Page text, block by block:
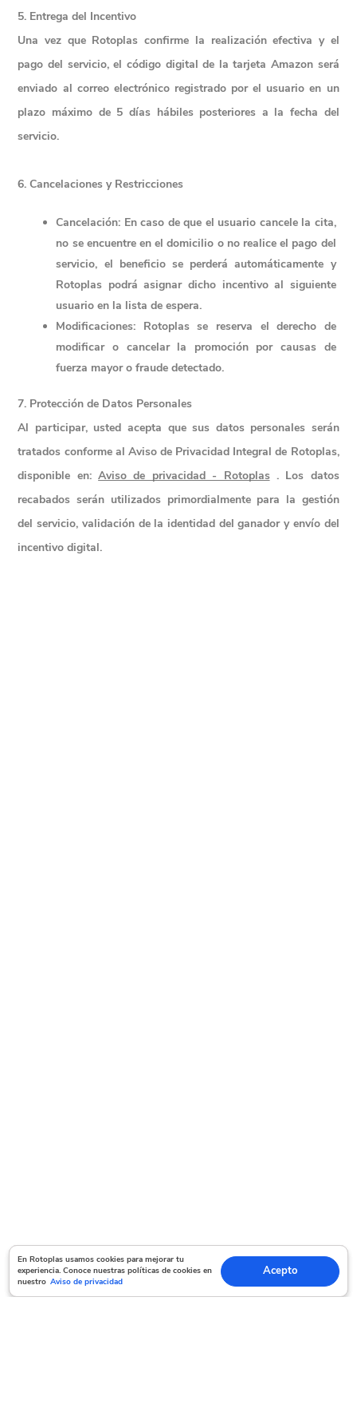
En Rotoplas usamos cookies para mejorar tu experiencia. Conoce nuestras políticas
de cookies en nuestro Aviso de privacidad Acepto
En Rotoplas usamos cookies para mejorar tu
experiencia. Conoce nuestras políticas de cookies en
nuestro Aviso de privacidad
Acepto
5. Entrega del Incentivo
Una vez que Rotoplas confirme la realización efectiva y el
pago del servicio, el código digital de la tarjeta Amazon será
enviado al correo electrónico registrado por el usuario en un
plazo máximo de 5 días hábiles posteriores a la fecha del
servicio.
6. Cancelaciones y Restricciones
Cancelación: En caso de que el usuario cancele la cita,
no se encuentre en el domicilio o no realice el pago del
servicio, el beneficio se perderá automáticamente y
Rotoplas podrá asignar dicho incentivo al siguiente
usuario en la lista de espera.
Modificaciones: Rotoplas se reserva el derecho de
modificar o cancelar la promoción por causas de
fuerza mayor o fraude detectado.
7. Protección de Datos Personales
Al participar, usted acepta que sus datos personales serán
tratados conforme al Aviso de Privacidad Integral de Rotoplas,
disponible en: Aviso de privacidad - Rotoplas . Los datos
recabados serán utilizados primordialmente para la gestión
del servicio, validación de la identidad del ganador y envío del
incentivo digital.